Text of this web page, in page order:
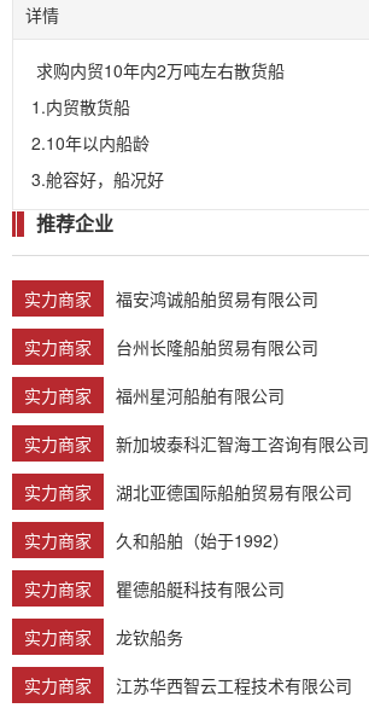
详情
1.内贸散货船
2.10年以内船龄
3.舱容好，船况好
推荐企业
实力商家
福安鸿诚船舶贸易有限公司
实力商家
台州长隆船舶贸易有限公司
实力商家
福州星河船舶有限公司
实力商家
新加坡泰科汇智海工咨询有限公司
实力商家
湖北亚德国际船舶贸易有限公司
实力商家
久和船舶（始于1992）
实力商家
瞿德船艇科技有限公司
实力商家
龙钦船务
实力商家
江苏华西智云工程技术有限公司